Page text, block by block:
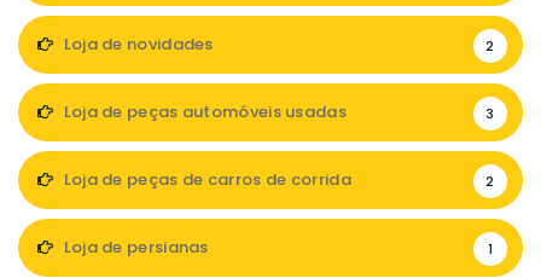
Loja de novidades 2
Loja de peças automóveis usadas 3
Loja de peças de carros de corrida 2
Loja de persianas 1